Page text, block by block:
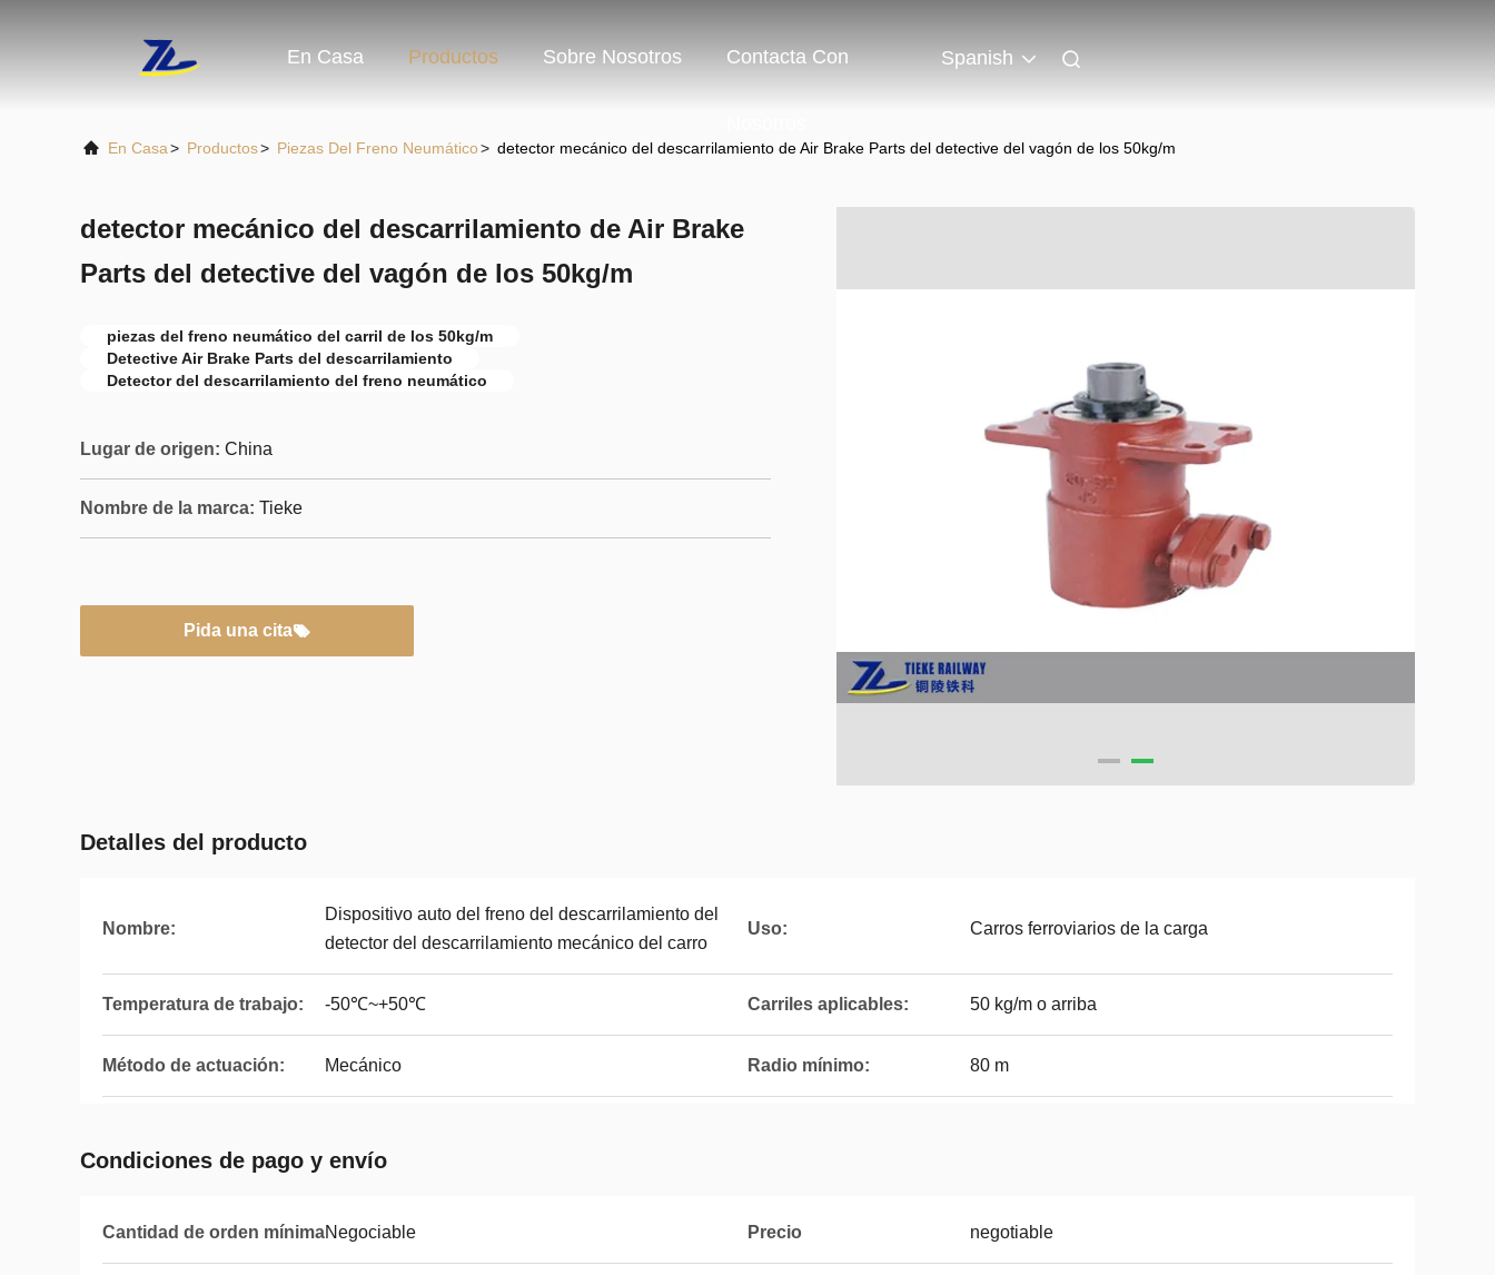
En Casa Productos Sobre Nosotros Contacta Con Spanish
En Casa> Productos> Piezas Del Freno Neumático> detector mecánico del descarrilamiento de Air Brake Parts del detective del vagón de los 50kg/m
detector mecánico del descarrilamiento de Air Brake
Parts del detective del vagón de los 50kg/m
piezas del freno neumático del carril de los 50kg/m
Detective Air Brake Parts del descarrilamiento
Detector del descarrilamiento del freno neumático
Lugar de origen: China
Nombre de la marca: Tieke
Pida una cita
Detalles del producto
Nombre:
Dispositivo auto del freno del descarrilamiento del
detector del descarrilamiento mecánico del carro
Uso: Carros ferroviarios de la carga
Temperatura de trabajo: -50℃~+50℃ Carriles aplicables: 50 kg/m o arriba
Método de actuación: Mecánico Radio mínimo: 80 m
Condiciones de pago y envío
Cantidad de orden mínimaNegociable Precio negotiable